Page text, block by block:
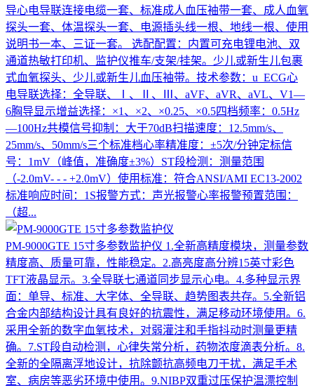
导心电导联连接电缆一套、标准成人血压袖带一套、成人血氧
探头一套、体温探头一套、电源插头线一根、地线一根、使用
说明书一本、三证一套。 选配配置：内置可充电锂电池、双
通道热敏打印机、监护仪推车/支架/挂架。少儿或新生儿包裹
式血氧探头、少儿或新生儿血压袖带。技术参数：u ECG心
电导联选择：全导联、Ⅰ、Ⅱ、Ⅲ、aVF、aVR、aVL、V1—
6胸导显示增益选择：×1、×2、×0.25、×0.5四档频率：0.5Hz
—100Hz共模信号抑制：大于70dB扫描速度：12.5mm/s、
25mm/s、50mm/s三个标准档心率精准度：±5次/分钟定标信
号：1mV（峰值，准确度±3%）ST段检测：测量范围
（-2.0mV- - - +2.0mV）使用标准：符合ANSI/AMI EC13-2002
标准响应时间：1S报警方式：声光报警心率报警预置范围：
（超...
PM-9000GTE 15寸多参数监护仪 1.全新高精度模块，测量参数
精度高、质量可靠，性能稳定。2.高亮度高分辨15英寸彩色
TFT液晶显示。3.全导联七通道同步显示心电。4.多种显示界
面：单导、标准、大字体、全导联、趋势图表共存。5.全新铝
合金内部结构设计具有良好的抗震性，满足移动环境使用。6.
采用全新的数字血氧技术，对弱灌注和手指抖动时测量更精
确。7.ST段自动检测，心律失常分析，药物浓度滴表分析。8.
全新的全隔离浮地设计，抗除颤抗高频电刀干扰，满足手术
室、病房等恶劣环境中使用。9.NIBP双重过压保护温漂控制